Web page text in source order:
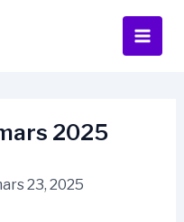
2025
23, 2025